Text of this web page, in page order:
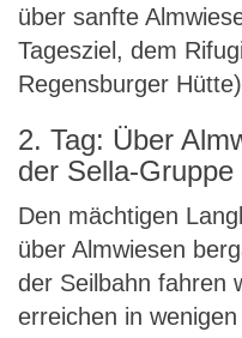
über sanfte
Tagesziel, dem
Regensburger
2. Tag: Über
der Sella-Gruppe
Den mächtigen
über Almwiesen
der Seilbahn fahren
erreichen in